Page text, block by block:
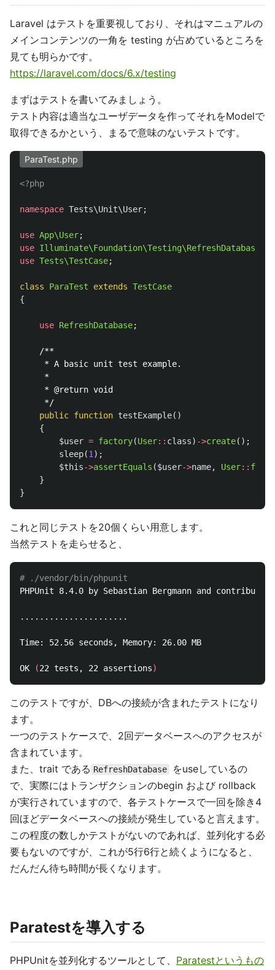
Laravel はテストを重要視しており、それはマニュアルの
メインコンテンツの一角を testing が占めているところを
見ても明らかです。
https://laravel.com/docs/6.x/testing
まずはテストを書いてみましょう。
テスト内容は適当なユーザデータを作ってそれをModelで
取得できるかという、まるで意味のないテストです。
ParaTest.php
<?php
namespace Tests\Unit\User;
use App\User;
use Illuminate\Foundation\Testing\RefreshDatabase
use Tests\TestCase;
class ParaTest extends TestCase
{
use RefreshDatabase;
/**
     * A basic unit test example.
     *
     * @return void
     */
public function testExample()
{
$user = factory(User:: class) ->create();
sleep(1 );
$this->assertEquals ($user->name, User:: find
}
}
これと同じテストを20個くらい用意します。
当然テストを走らせると、
# ./vendor/bin/phpunit
PHPUnit 8.4.0 by Sebastian Bergmann and
......................
Time: 52.56 seconds, Memory: 26.00 MB
OK (22 tests, 22 assertions)
このテストですが、DBへの接続が含まれたテストになり
ます。
一つのテストケースで、2回データベースへのアクセスが
含まれています。
また、trait である RefreshDatabase
をuseしているの
で、実際にはトランザクションのbegin および rollback
が実行されていますので、各テストケースで一回を除き4
回ほどデータベースへの接続が発生していると言えます。
この程度の数しかテストがないのであれば、並列化する必
要もないのですが、これが5行6行と続くようになると、
だんだん待ち時間が長くなります。
Paratestを導入する
PHPUnitを並列化するツールとして、 Paratestというもの